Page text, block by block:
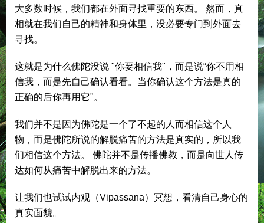
大多数时候，我们都在外面寻找重要的东西。 然而，真
相就在我们自己的精神和身体里，没必要专门到外面去
寻找。
这就是为什么佛陀没说 "你要相信我"，而是说“你不用相
信我，而是先自己确认看看。当你确认这个方法是真的
正确的后你再用它"。
我们并不是因为佛陀是一个了不起的人而相信这个人
物，而是佛陀所说的解脱痛苦的方法是真实的，所以我
们相信这个方法。 佛陀并不是传播佛教，而是向世人传
达如何从痛苦中解脱出来的方法。
让我们也试试内观（Vipassana）冥想，看清自己身心的
真实面貌。